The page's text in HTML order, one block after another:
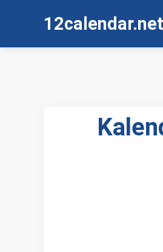
12calendar.net